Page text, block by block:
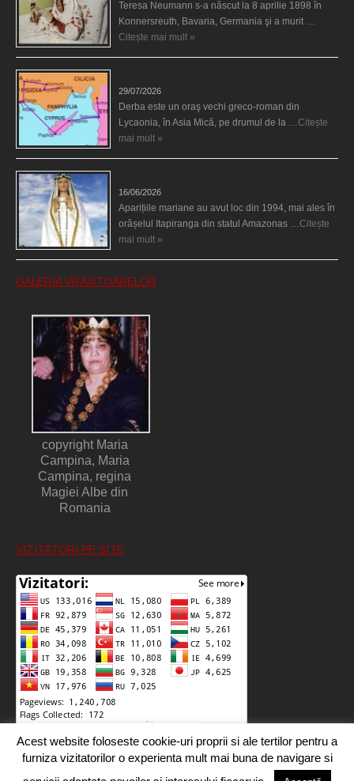
Teresa Neumann s-a născut la 8 aprilie 1898 în
Konnersreuth, Bavaria, Germania şi a murit …
Citește mai mult »
29/07/2026
Derba este un oraş vechi greco-roman din
Lycaonia, în Asia Mică, pe drumul de la …Citește
mai mult »
16/06/2026
Aparițiile mariane au avut loc din 1994, mai ales în
orășelul Itapiranga din statul Amazonas …Citește
mai mult »
GALERIA VRĂJITOARELOR
copyright Maria
Campina, Maria
Campina, regina
Magiei Albe din
Romania
VIZITATORI PE SITE
Acest website foloseste cookie-uri proprii si ale tertilor pentru a
furniza vizitatorilor o experienta mult mai buna de navigare si